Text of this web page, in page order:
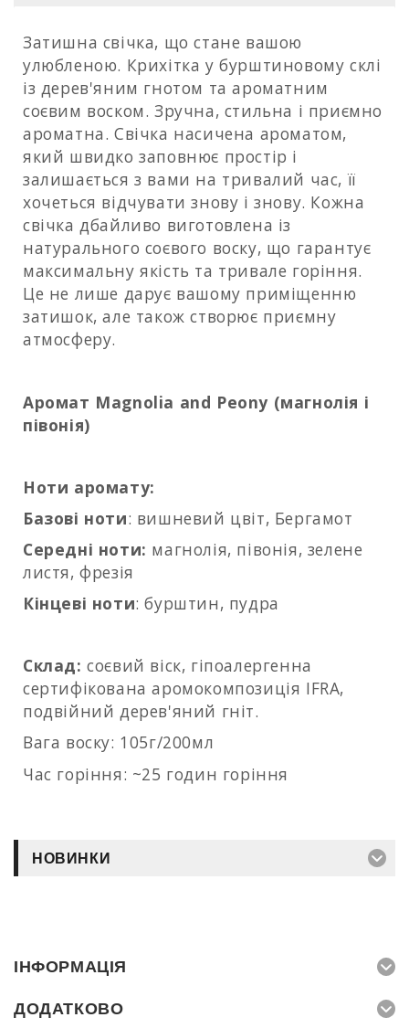
Затишна свічка, що стане вашою
улюбленою. Крихітка у бурштиновому склі
із дерев'яним гнотом та ароматним
соєвим воском. Зручна, стильна і приємно
ароматна. Свічка насичена ароматом,
який швидко заповнює простір і
залишається з вами на тривалий час, її
хочеться відчувати знову і знову. Кожна
свічка дбайливо виготовлена із
натурального соєвого воску, що гарантує
максимальну якість та тривале горіння.
Це не лише дарує вашому приміщенню
затишок, але також створює приємну
атмосферу.
Аромат Magnolia and Peony (магнолія і
півонія)
Ноти аромату:
Базові ноти: вишневий цвіт, Бергамот
Середні ноти: магнолія, півонія, зелене
листя, фрезія
Кінцеві ноти: бурштин, пудра
Склад:соєвий віск, гіпоалергенна
сертифікована аромокомпозиція IFRA,
подвійний дерев'яний гніт.
Вага воску: 105г/200мл
Час горіння: ~25 годин горіння
НОВИНКИ
ІНФОРМАЦІЯ
ДОДАТКОВО